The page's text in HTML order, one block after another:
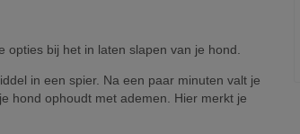
bij het in laten slapen van je hond.
in een spier. Na een paar minuten valt je
hond ophoudt met ademen. Hier merkt je